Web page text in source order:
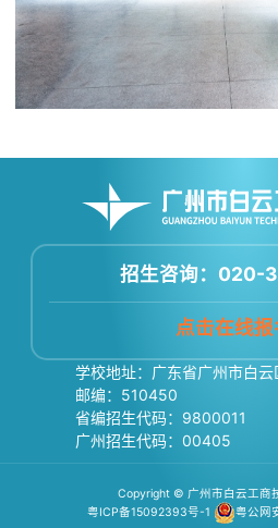
招生咨询：020-
点击在线
学校地址：广东省广州市白
邮编：510450
省编招生代码：9800011
广州招生代码：00405
Copyright © 广州市白云工商
粤ICP备15092393号-1
粤公网